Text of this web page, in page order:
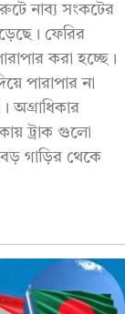
নাব্য সংকটের
ফেরির
করা হচ্ছে।
পারাপার না
অগ্রাধিকার
ট্রাক গুলো
গাড়ির থেকে